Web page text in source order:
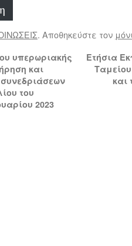
. Αποθηκεύστε τον
υπερωριακής
και
του
2023
Ετήσια
και